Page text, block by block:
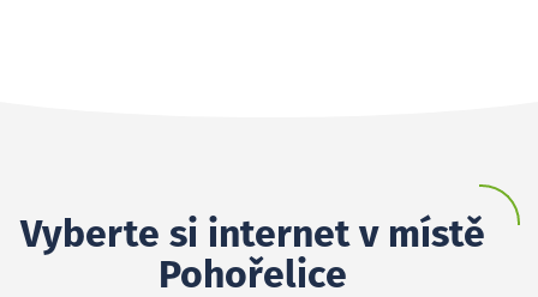
Vyberte si internet v místě
Pohořelice